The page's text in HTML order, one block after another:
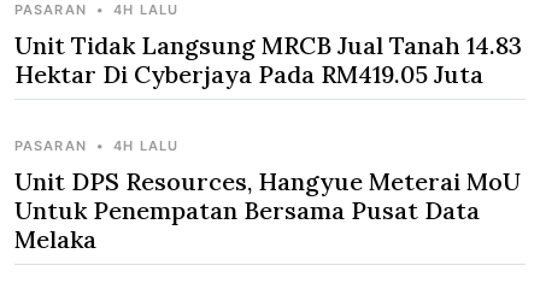
PASARAN • 4H LALU
Unit Tidak Langsung MRCB Jual Tanah 14.83
Hektar Di Cyberjaya Pada RM419.05 Juta
PASARAN • 4H LALU
Unit DPS Resources, Hangyue Meterai MoU
Untuk Penempatan Bersama Pusat Data
Melaka